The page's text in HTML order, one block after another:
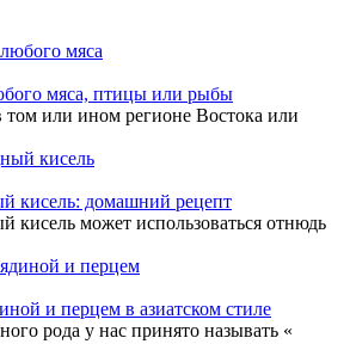
мяса, птицы или рыбы
или ином регионе Востока или
кисель: домашний рецепт
кисель может использоваться отнюдь
и перцем в азиатском стиле
рода у нас принято называть «